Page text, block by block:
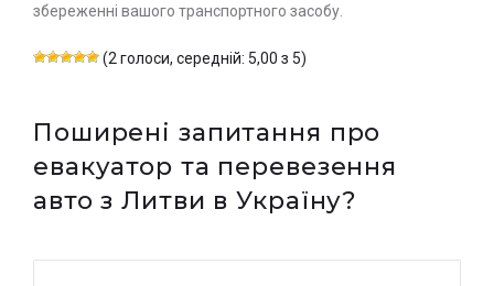
збереженні вашого транспортного засобу.
(2 голоси, середній: 5,00 з 5)
Поширені запитання про
евакуатор та перевезення
авто з Литви в Україну?